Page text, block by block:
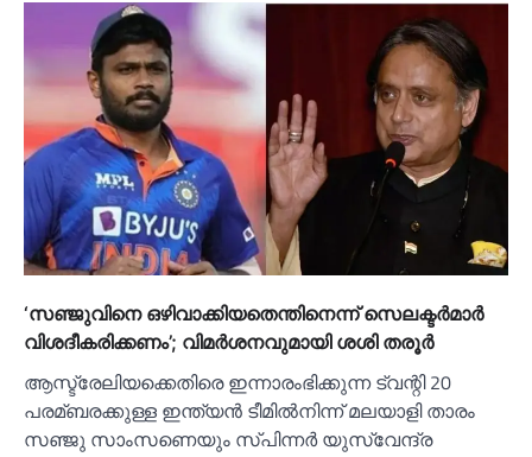
‘സഞ്ജുവിനെ ഒഴിവാക്കിയതെന്തിനെന്ന് സെലക്ടര്‍മാര്‍
വിശദീകരിക്കണം’; വിമര്‍ശനവുമായി ശശി തരൂര്‍
ആസ്ട്രേലിയക്കെതിരെ ഇന്നാരംഭിക്കുന്ന ട്വന്റി 20
പരമ്ബരക്കുള്ള ഇന്ത്യൻ ടീമില്‍നിന്ന് മലയാളി താരം
സഞ്ജു സാംസണെയും സ്പിന്നര്‍ യുസ്വേന്ദ്ര